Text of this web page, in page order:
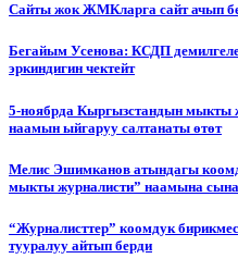
Сайты жок ЖМКларга сайт ачып
Бегайым Усенова: КСДП
эркиндигин чектейт
5-ноябрда Кыргызстандын мыкты
наамын ыйгаруу салтанаты өтөт
Мелис Эшимканов атындагы
мыкты журналисти” наамына
“Журналисттер” коомдук
тууралуу айтып берди